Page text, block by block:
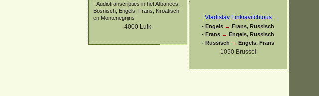
-Audiotranscripties in het Albanees,
Bosnisch, Engels, Frans, Kroatisch
en Montenegrijns
4000 Luik
Vladislav Linkiavitchious
- Engels → Frans, Russisch
- Frans → Engels, Russisch
- Russisch → Engels, Frans
1050 Brussel